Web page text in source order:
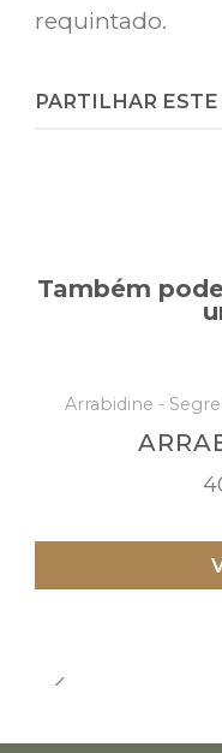
requintado.
PARTILHAR
Também
Arrabidine -